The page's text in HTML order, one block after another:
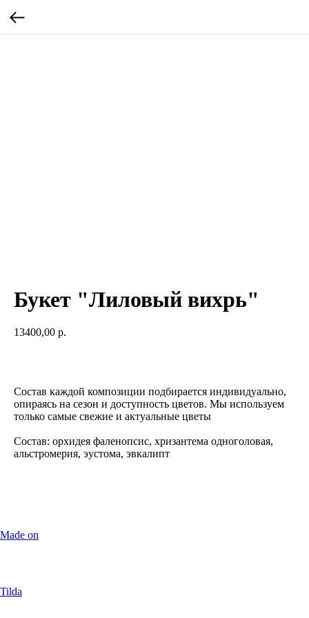
Букет "Лиловый вихрь"
13400,00 р.
Состав каждой композиции подбирается индивидуально,
опираясь на сезон и доступность цветов. Мы используем
только самые свежие и актуальные цветы
Состав: орхидея фаленопсис, хризантема одноголовая,
альстромерия, эустома, эвкалипт
Made on
Tilda